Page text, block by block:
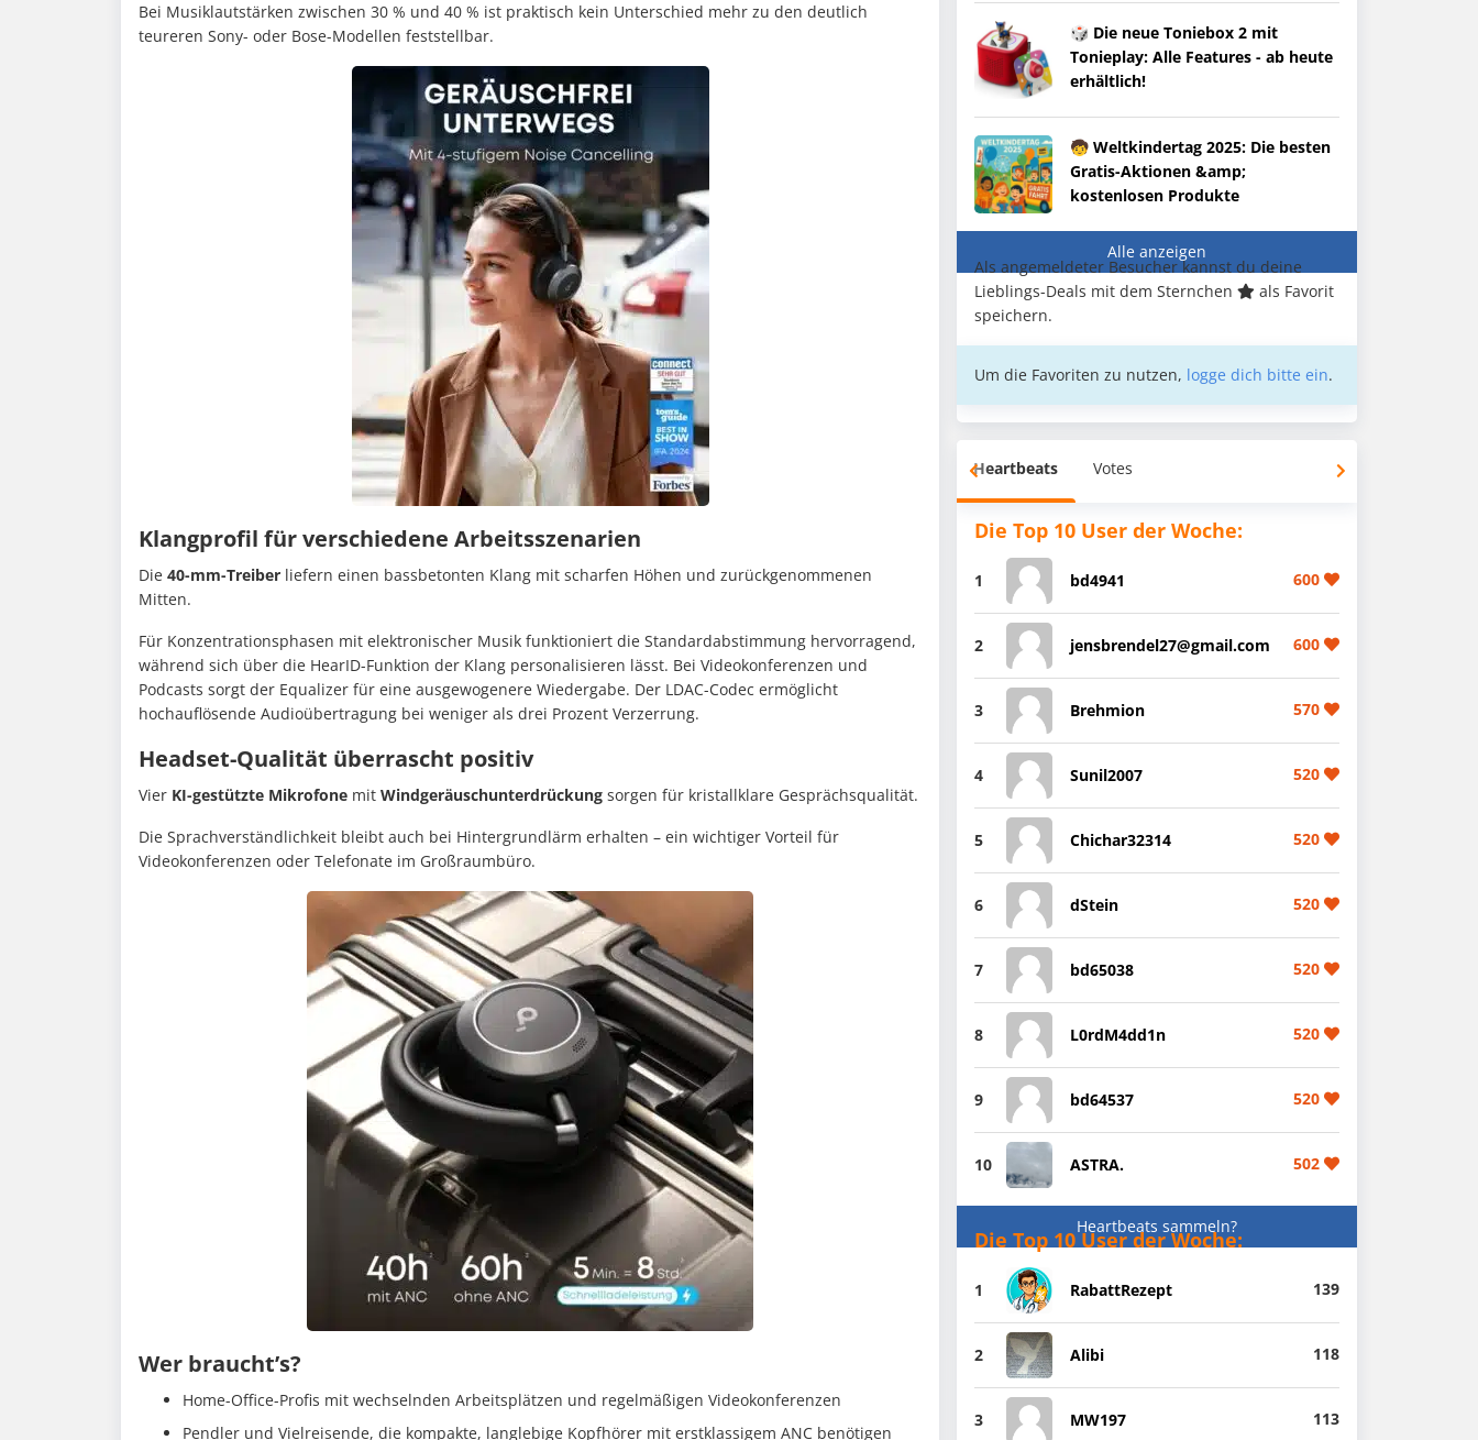
Bei Musiklautstärken zwischen 30 % und 40 % ist praktisch kein Unterschied mehr zu den deutlich
teureren Sony- oder Bose-Modellen feststellbar.
Klangprofil für verschiedene Arbeitsszenarien
Die 40-mm-Treiber liefern einen bassbetonten Klang mit scharfen Höhen und zurückgenommenen
Mitten.
Für Konzentrationsphasen mit elektronischer Musik funktioniert die Standardabstimmung hervorragend,
während sich über die HearID-Funktion der Klang personalisieren lässt. Bei Videokonferenzen und
Podcasts sorgt der Equalizer für eine ausgewogenere Wiedergabe. Der LDAC-Codec ermöglicht
hochauflösende Audioübertragung bei weniger als drei Prozent Verzerrung.
Headset-Qualität überrascht positiv
Vier KI-gestützte Mikrofone mit Windgeräuschunterdrückung sorgen für kristallklare Gesprächsqualität.
Die Sprachverständlichkeit bleibt auch bei Hintergrundlärm erhalten – ein wichtiger Vorteil für
Videokonferenzen oder Telefonate im Großraumbüro.
Wer braucht’s?
Home-Office-Profis mit wechselnden Arbeitsplätzen und regelmäßigen Videokonferenzen
Pendler und Vielreisende, die kompakte, langlebige Kopfhörer mit erstklassigem ANC benötigen
🎲 Die neue Toniebox 2 mit
Tonieplay: Alle Features - ab heute
erhältlich!
🧒 Weltkindertag 2025: Die besten
Gratis-Aktionen &amp;
kostenlosen Produkte
Alle anzeigen
Als angemeldeter Besucher kannst du deine
Lieblings-Deals mit dem Sternchen
als Favorit
speichern.
Um die Favoriten zu nutzen, logge dich bitte ein.
Heartbeats Votes
Die Top 10 User der Woche:
1 bd4941 600
2 jensbrendel27@gmail.com 600
3 Brehmion 570
4 Sunil2007 520
5 Chichar32314 520
6 dStein 520
7 bd65038 520
8 L0rdM4dd1n 520
9 bd64537 520
10 ASTRA. 502
Heartbeats sammeln?
Die Top 10 User der Woche:
1 RabattRezept 139
2 Alibi 118
3 MW197 113